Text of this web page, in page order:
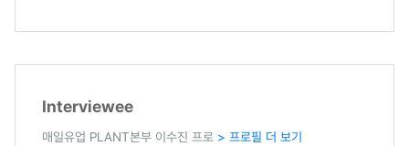
Interviewee
매일유업 PLANT본부 이수진 프로 > 프로필 더 보기